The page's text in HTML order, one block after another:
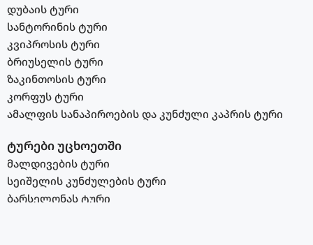
დუბაის ტური
სანტორინის ტური
კვიპროსის ტური
ბრიუსელის ტური
ზაკინთოსის ტური
კორფუს ტური
ამალფის სანაპიროების და კუნძული კაპრის ტური
ტურები უცხოეთში
მალდივების ტური
სეიშელის კუნძულების ტური
ბარსელონას ტური